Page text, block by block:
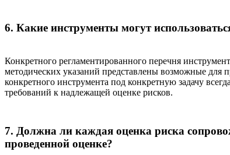
6. Какие инструменты могут
Конкретного регламентированного перечня
методических указаний представлены возможные
конкретного инструмента под конкретную задачу
требований к надлежащей оценке рисков.
7. Должна ли каждая оценка риска
проведенной оценке?